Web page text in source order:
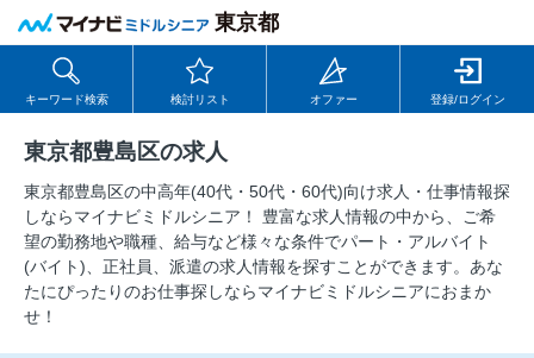
東京都
キーワード検索 検討リスト オファー 登録/ログイン
東京都豊島区の求人
東京都豊島区の中⾼年(40代・50代・60代)向け求⼈・仕事情報探
しならマイナビミドルシニア！ 豊富な求人情報の中から、ご希
望の勤務地や職種、給与など様々な条件でパート・アルバイト
(バイト)、正社員、派遣の求人情報を探すことができます。あな
たにぴったりのお仕事探しならマイナビミドルシニアにおまか
せ！